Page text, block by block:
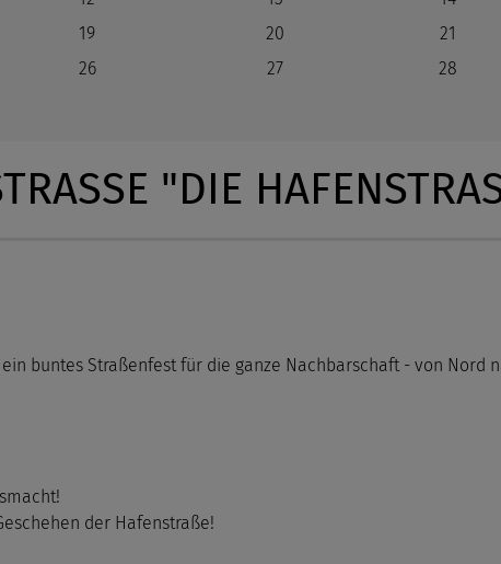
19 20 21
26 27 28
"DIE
buntes Straßenfest für die ganze Nachbarschaft - von Nord
der Hafenstraße!